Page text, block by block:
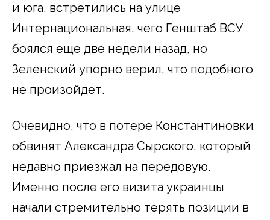
и юга, встретились на улице
Интернациональная, чего Генштаб ВСУ
боялся еще две недели назад, но
Зеленский упорно верил, что подобного
не произойдет.
Очевидно, что в потере Константиновки
обвинят Александра Сырского, который
недавно приезжал на передовую.
Именно после его визита украинцы
начали стремительно терять позиции в